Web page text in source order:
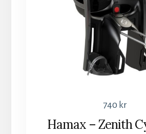
740 kr
Hamax – Zenith